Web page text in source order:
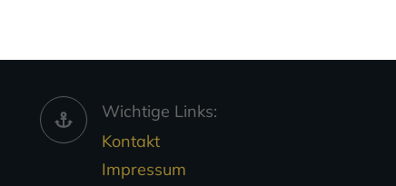
Wichtige Links:
Kontakt
Impressum